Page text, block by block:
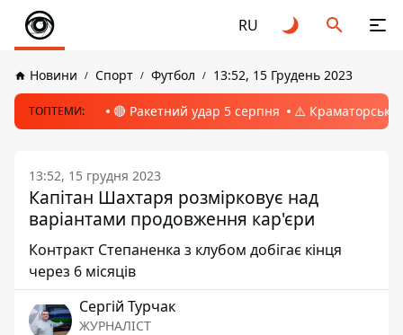
RU
Новини Спорт Футбол 13:52, 15 Грудень 2023
ТОПТЕМИ: 🔴 Ракетний удар 5 серпня ⚠️ Краматорськ,
13:52, 15 грудня 2023
Капітан Шахтаря розмірковує над
варіантами продовження кар'єри
Контракт Степаненка з клубом добігає кінця
через 6 місяців
Сергій Турчак
ЖУРНАЛІСТ